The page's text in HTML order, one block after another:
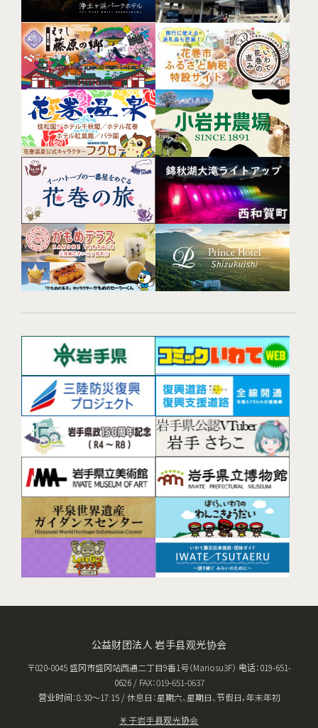
公益财团法人 岩手县观光协会
〒020-0045 盛冈市盛冈站西通二丁目9番1号（Mariosu3F） 电话：019-651-
0626 / FAX：019-651-0637
营业时间：8:30〜17:15 / 休息日：星期六、星期日、节假日，年末年初
关于岩手县观光协会